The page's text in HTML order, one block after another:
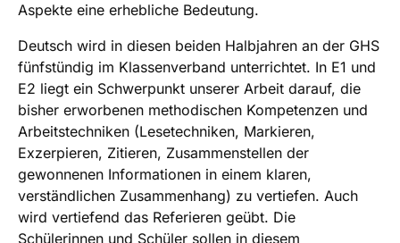
Aspekte eine erhebliche Bedeutung.
Deutsch wird in diesen beiden Halbjahren an der GHS
fünfstündig im Klassenverband unterrichtet. In E1 und
E2 liegt ein Schwerpunkt unserer Arbeit darauf, die
bisher erworbenen methodischen Kompetenzen und
Arbeitstechniken (Lesetechniken, Markieren,
Exzerpieren, Zitieren, Zusammenstellen der
gewonnenen Informationen in einem klaren,
verständlichen Zusammenhang) zu vertiefen. Auch
wird vertiefend das Referieren geübt. Die
Schülerinnen und Schüler sollen in diesem